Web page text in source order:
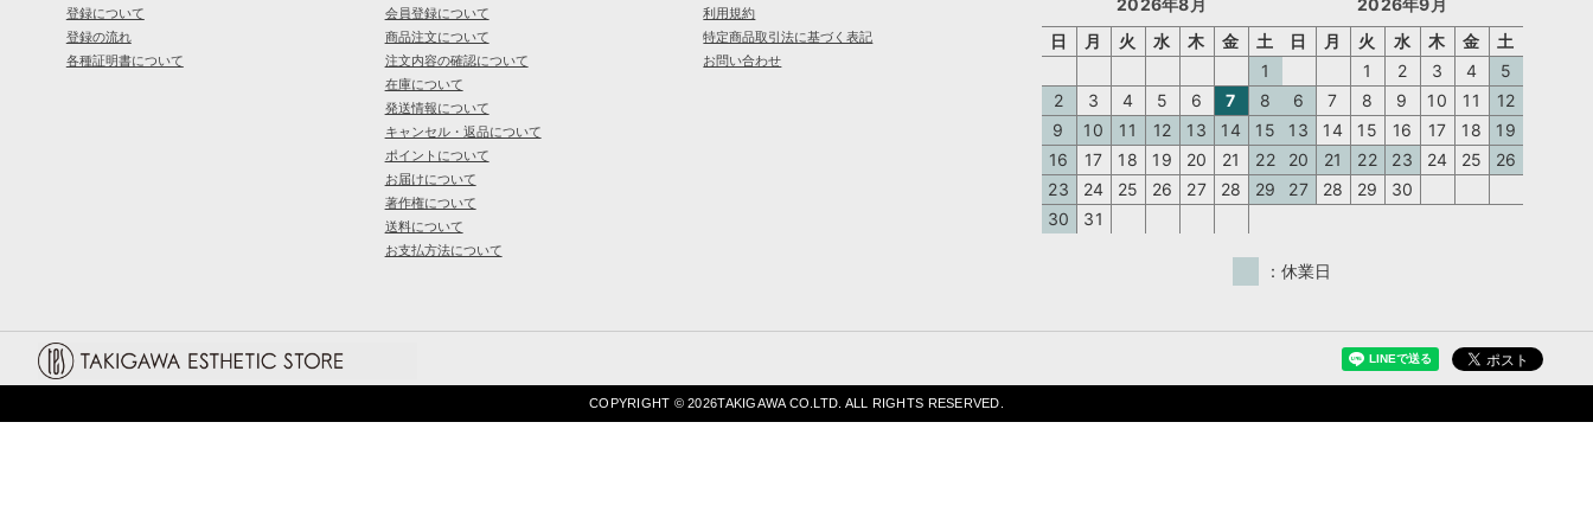
登録について
登録の流れ
各種証明書について
会員登録について
商品注文について
注文内容の確認について
在庫について
発送情報について
キャンセル・返品について
ポイントについて
お届けについて
著作権について
送料について
お支払方法について
利用規約
特定商品取引法に基づく表記
お問い合わせ
日 月 火 水 木 金 土
1
2
3 4 5 6 7
8
9
10 11 12 13 14
15
16
17 18 19 20 21
22
23
24 25 26 27 28
29
30
31
日 月 火 水 木 金 土
1 2 3 4
5
6
7 8 9 10 11
12
13
14 15 16 17 18
19
20
21 22 23 24 25
26
27
28 29 30
：休業日
COPYRIGHT ©2026TAKIGAWA CO.LTD. ALL RIGHTS RESERVED.